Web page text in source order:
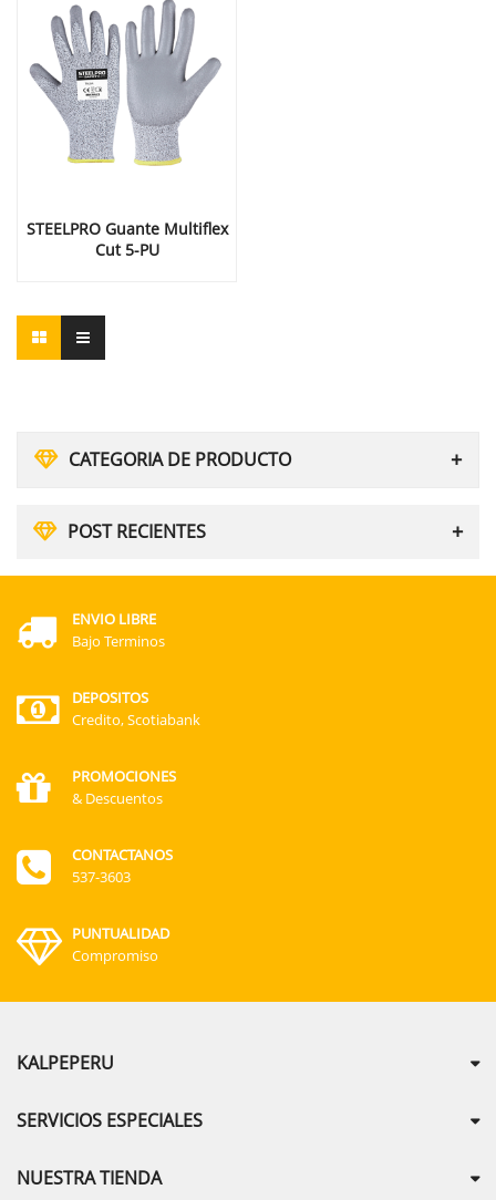
CATEGORIA DE PRODUCTO
POST RECIENTES
STEELPRO Guante Multiflex
Cut 5-PU
ENVIO LIBRE
Bajo Terminos
DEPOSITOS
Credito, Scotiabank
PROMOCIONES
& Descuentos
CONTACTANOS
537-3603
PUNTUALIDAD
Compromiso
KALPEPERU
SERVICIOS ESPECIALES
NUESTRA TIENDA